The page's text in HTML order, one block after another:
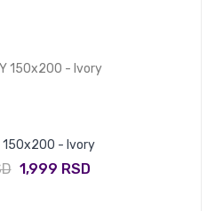
150x200 - Ivory
1,999 RSD